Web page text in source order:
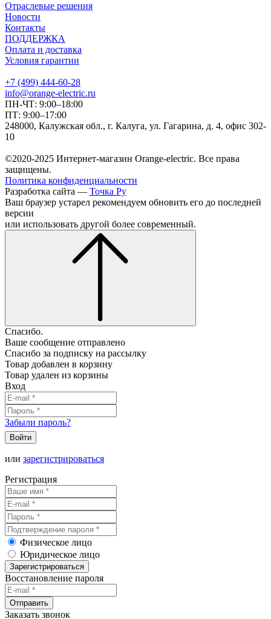
Отраслевые решения
Новости
Контакты
ПОДДЕРЖКА
Оплата и доставка
Условия гарантии
+7 (499) 444-60-28
info@orange-electric.ru
ПН-ЧТ: 9:00–18:00
ПТ: 9:00–17:00
248000, Калужская обл., г. Калуга, ул. Гагарина, д. 4, офис 302-
10
©2020-2025 Интернет-магазин Orange-electric. Все права
защищены.
Политика конфиденциальности
Разработка сайта — Точка Ру
Ваш браузер устарел рекомендуем обновить его до последней
версии
или использовать другой более современный.
Спасибо.
Ваше сообщение отправлено
Спасибо за подписку на рассылку
Товар добавлен в корзину
Товар удален из корзины
Вход
Забыли пароль?
Войти
или зарегистрироваться
Регистрация
Физическое лицо
Юридическое лицо
Зарегистрироваться
Восстановление пароля
Отправить
Заказать звонок